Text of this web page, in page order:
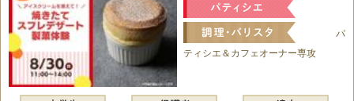
パ
ティシエ＆カフェオーナー専攻